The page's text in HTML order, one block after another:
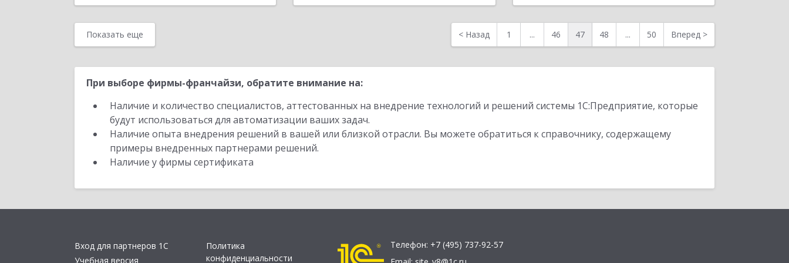
Показать еще < Назад 1 ... 46 47 48 ... 50 Вперед >
При выборе фирмы-франчайзи, обратите внимание на:
Наличие и количество специалистов, аттестованных на внедрение технологий и решений системы 1С:Предприятие, которые
будут использоваться для автоматизации ваших задач.
Наличие опыта внедрения решений в вашей или близкой отрасли. Вы можете обратиться к справочнику, содержащему
примеры внедренных партнерами решений.
Наличие у фирмы сертификата
Вход для партнеров 1С
Учебная версия
Политика
конфиденциальности
Телефон: +7 (495) 737-92-57